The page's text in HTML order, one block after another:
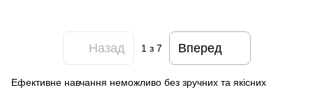
Назад 1 з 7 Вперед
Ефективне навчання неможливо без зручних та якісних